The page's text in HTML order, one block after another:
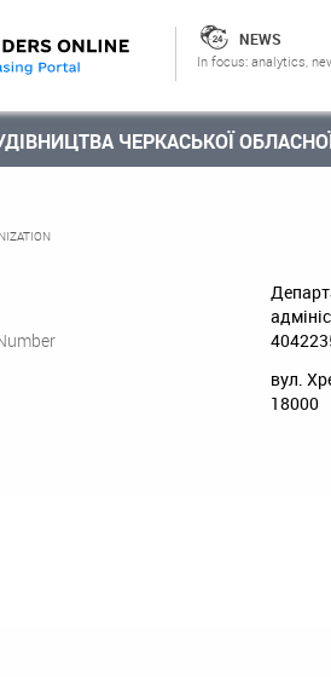
NEWS
In focus: analytics,
ЧЕРКАСЬКОЇ
вул.
18000